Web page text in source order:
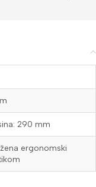
290 mm
ergonomski